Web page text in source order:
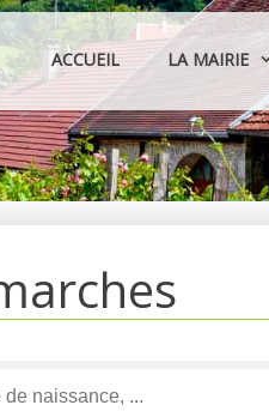
ACCUEIL LA MAIRIE